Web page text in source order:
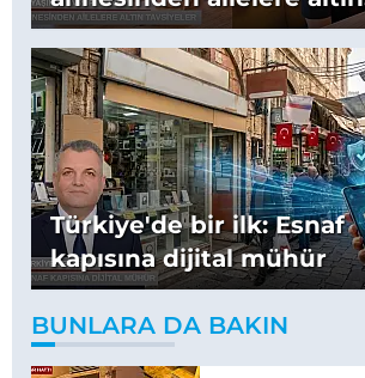
tavsiyeler
Türkiye'de bir ilk: Esnaf
kapısına dijital mühür
BUNLARA DA BAKIN